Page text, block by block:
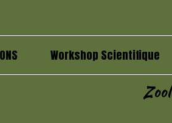
Workshop Scientifique